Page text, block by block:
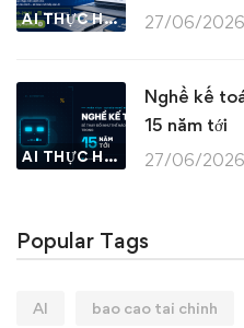
AI THỰC HÀNH 27/06/2026
AI THỰC HÀNH
Nghề kế
15 năm tới
27/06/2026
Popular Tags
AI bao cao tai chinh